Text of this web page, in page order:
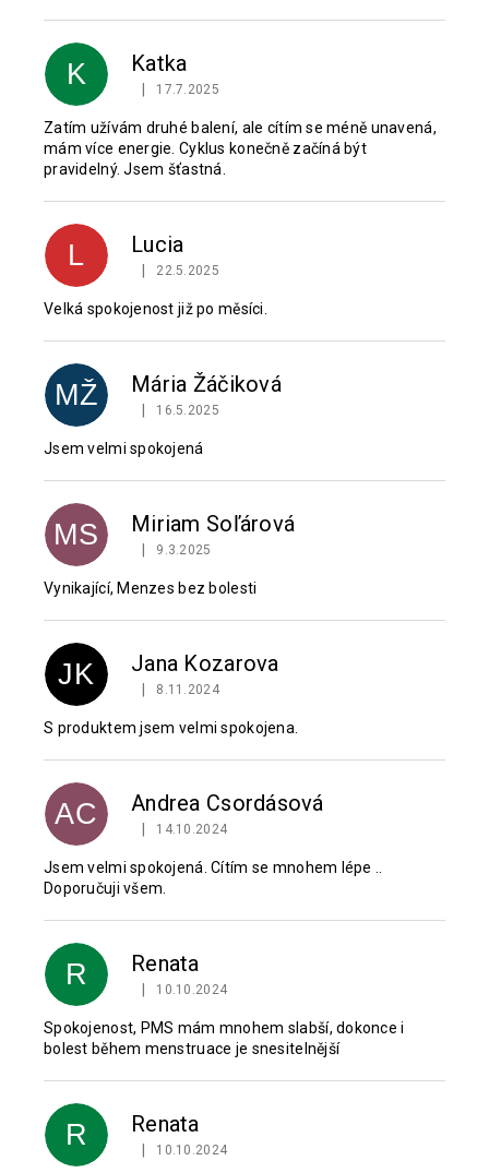
K Katka
Hodnocení produktu je 5 z 5 hvězdiček.
17.7.2025
Zatím užívám druhé balení, ale cítím se méně unavená,
mám více energie. Cyklus konečně začíná být
pravidelný. Jsem šťastná.
L Lucia
Hodnocení produktu je 5 z 5 hvězdiček.
22.5.2025
Velká spokojenost již po měsíci.
MŽ Mária Žáčiková
Hodnocení produktu je 5 z 5 hvězdiček.
16.5.2025
Jsem velmi spokojená
MS Miriam Soľárová
Hodnocení produktu je 5 z 5 hvězdiček.
9.3.2025
Vynikající, Menzes bez bolesti
JK Jana Kozarova
Hodnocení produktu je 5 z 5 hvězdiček.
8.11.2024
S produktem jsem velmi spokojena.
AC Andrea Csordásová
Hodnocení produktu je 5 z 5 hvězdiček.
14.10.2024
Jsem velmi spokojená. Cítím se mnohem lépe ..
Doporučuji všem.
R Renata
Hodnocení produktu je 5 z 5 hvězdiček.
10.10.2024
Spokojenost, PMS mám mnohem slabší, dokonce i
bolest během menstruace je snesitelnější
R Renata
Hodnocení produktu je 5 z 5 hvězdiček.
10.10.2024